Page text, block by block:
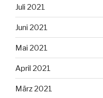
Juli 2021
Juni 2021
Mai 2021
April 2021
März 2021